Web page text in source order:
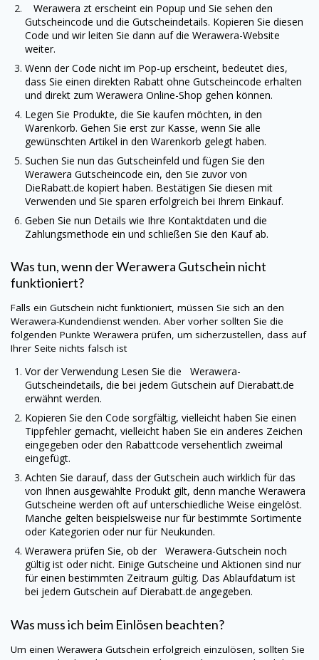
Werawera zt erscheint ein Popup und Sie sehen den
Gutscheincode und die Gutscheindetails. Kopieren Sie diesen
Code und wir leiten Sie dann auf die Werawera-Website
weiter.
Wenn der Code nicht im Pop-up erscheint, bedeutet dies,
dass Sie einen direkten Rabatt ohne Gutscheincode erhalten
und direkt zum Werawera Online-Shop gehen können.
Legen Sie Produkte, die Sie kaufen möchten, in den
Warenkorb. Gehen Sie erst zur Kasse, wenn Sie alle
gewünschten Artikel in den Warenkorb gelegt haben.
Suchen Sie nun das Gutscheinfeld und fügen Sie den
Werawera Gutscheincode ein, den Sie zuvor von
DieRabatt.de kopiert haben. Bestätigen Sie diesen mit
Verwenden und Sie sparen erfolgreich bei Ihrem Einkauf.
Geben Sie nun Details wie Ihre Kontaktdaten und die
Zahlungsmethode ein und schließen Sie den Kauf ab.
Was tun, wenn derWerawera Gutschein nicht
funktioniert?
Falls ein Gutschein nicht funktioniert, müssen Sie sich an den
Werawera-Kundendienst wenden. Aber vorher sollten Sie die
folgenden Punkte Werawera prüfen, um sicherzustellen, dass auf
Ihrer Seite nichts falsch ist
Vor der Verwendung Lesen Sie die Werawera-
Gutscheindetails, die bei jedem Gutschein aufDierabatt.de
erwähnt werden.
Kopieren Sie den Code sorgfältig, vielleicht haben Sie einen
Tippfehler gemacht, vielleicht haben Sie ein anderes Zeichen
eingegeben oder den Rabattcode versehentlich zweimal
eingefügt.
Achten Sie darauf, dass der Gutschein auch wirklich für das
von Ihnen ausgewählte Produkt gilt, denn manche Werawera
Gutscheine werden oft auf unterschiedliche Weise eingelöst.
Manche gelten beispielsweise nur für bestimmte Sortimente
oder Kategorien oder nur für Neukunden.
Werawera prüfen Sie, ob der Werawera-Gutschein noch
gültig ist oder nicht. Einige Gutscheine und Aktionen sind nur
für einen bestimmten Zeitraum gültig. Das Ablaufdatum ist
bei jedem Gutschein aufDierabatt.de angegeben.
Was muss ich beim Einlösen beachten?
Um einen Werawera Gutschein erfolgreich einzulösen, sollten Sie